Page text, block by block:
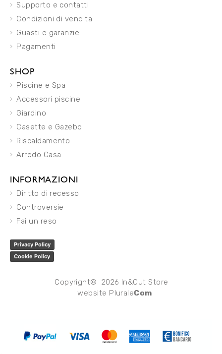
Supporto e contatti
Condizioni di vendita
Guasti e garanzie
Pagamenti
SHOP
Piscine e Spa
Accessori piscine
Giardino
Casette e Gazebo
Riscaldamento
Arredo Casa
INFORMAZIONI
Diritto di recesso
Controversie
Fai un reso
Privacy Policy
Cookie Policy
Copyright© 2026 In&Out Store
website PluraleCom